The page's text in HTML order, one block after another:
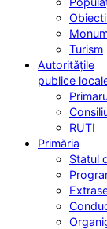
Turism
Autoritățile
publice
RUTI
Primăria
Statul